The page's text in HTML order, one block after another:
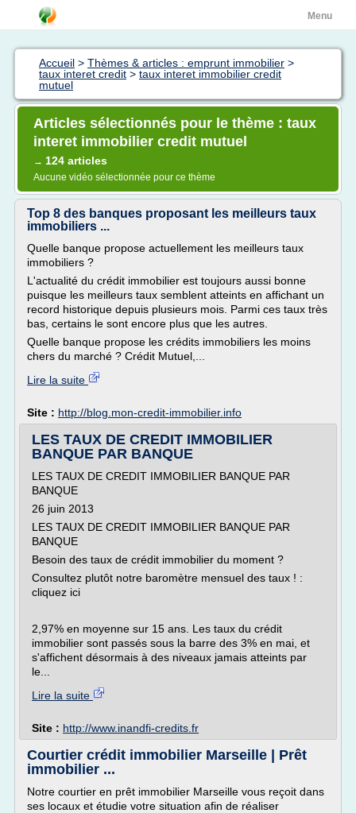
Menu
Accueil > Thèmes & articles : emprunt immobilier >
taux interet credit > taux interet immobilier credit
mutuel
Articles sélectionnés pour le thème : taux
interet immobilier credit mutuel
→ 124 articles
Aucune vidéo sélectionnée pour ce thème
Top 8 des banques proposant les meilleurs taux
immobiliers ...
Quelle banque propose actuellement les meilleurs taux
immobiliers ?
L'actualité du crédit immobilier est toujours aussi bonne
puisque les meilleurs taux semblent atteints en affichant un
record historique depuis plusieurs mois. Parmi ces taux très
bas, certains le sont encore plus que les autres.
Quelle banque propose les crédits immobiliers les moins
chers du marché ? Crédit Mutuel,...
Lire la suite
Site : http://blog.mon-credit-immobilier.info
LES TAUX DE CREDIT IMMOBILIER
BANQUE PAR BANQUE
LES TAUX DE CREDIT IMMOBILIER BANQUE PAR
BANQUE
26 juin 2013
LES TAUX DE CREDIT IMMOBILIER BANQUE PAR
BANQUE
Besoin des taux de crédit immobilier du moment ?
Consultez plutôt notre baromètre mensuel des taux ! :
cliquez ici
2,97% en moyenne sur 15 ans. Les taux du crédit
immobilier sont passés sous la barre des 3% en mai, et
s'affichent désormais à des niveaux jamais atteints par
le...
Lire la suite
Site : http://www.inandfi-credits.fr
Courtier crédit immobilier Marseille | Prêt
immobilier ...
Notre courtier en prêt immobilier Marseille vous reçoit dans
ses locaux et étudie votre situation afin de réaliser